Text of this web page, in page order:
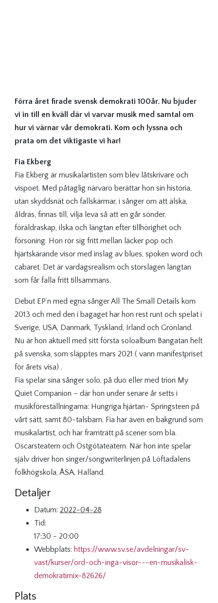
Förra året firade svensk demokrati 100år. Nu bjuder
vi in till en kväll där vi varvar musik med samtal om
hur vi värnar vår demokrati. Kom och lyssna och
prata om det viktigaste vi har!
Fia Ekberg
Fia Ekberg är musikalartisten som blev låtskrivare och
vispoet. Med påtaglig närvaro berättar hon sin historia,
utan skyddsnät och fallskärmar, i sånger om att älska,
åldras, finnas till, vilja leva så att en går sönder,
föräldraskap, ilska och längtan efter tillhörighet och
försoning. Hon rör sig fritt mellan läcker pop och
hjärtskärande visor med inslag av blues, spoken word och
cabaret. Det är vardagsrealism och storslagen längtan
som får falla fritt tillsammans.
Debut EP’n med egna sånger All The Small Details kom
2013 och med den i bagaget har hon rest runt och spelat i
Sverige, USA, Danmark, Tyskland, Irland och Grönland.
Nu är hon aktuell med sitt första soloalbum Bangatan helt
på svenska, som släpptes mars 2021 ( vann manifestpriset
för årets visa) .
Fia spelar sina sånger solo, på duo eller med trion My
Quiet Companion – där hon under senare år setts i
musikföreställningarna: Hungriga hjärtan- Springsteen på
vårt sätt, samt 80-talsbarn. Fia har även en bakgrund som
musikalartist, och har framträtt på scener som bla.
Oscarsteatern och Östgötateatern. När hon inte spelar
själv driver hon singer/songwriterlinjen på Löftadalens
folkhögskola, ÅSA, Halland.
Detaljer
Datum: 2022-04-28
Tid:
17:30 - 20:00
Webbplats: https://www.sv.se/avdelningar/sv-
vast/kurser/ord-och-inga-visor---en-musikalisk-
demokratimix-82626/
Plats